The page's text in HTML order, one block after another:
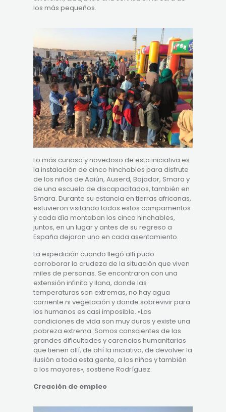
los más pequeños.
Lo más curioso y novedoso de esta iniciativa es
la instalación de cinco hinchables para disfrute
de los niños de Aaiún, Auserd, Bojador, Smara y
de una escuela de discapacitados, también en
Smara. Durante su estancia en tierras africanas,
estuvieron visitando todos estos campamentos
y cada día montaban los cinco hinchables,
juntos, en un lugar y antes de su regreso a
España dejaron uno en cada asentamiento.
La expedición cuando llegó allí pudo
corroborar la crudeza de la situación que viven
miles de personas. Se encontraron con una
extensión infinita y llana, donde las
temperaturas son extremas, no hay agua
corriente ni vegetación y donde sobrevivir para
los humanos es casi imposible. «Las
condiciones de vida son muy duras y existe una
pobreza extrema. Somos conscientes de las
grandes dificultades y carencias humanitarias
que tienen allí, de ahí la iniciativa, de devolver la
ilusión a toda esta gente, a los niños y también
a los mayores», sostiene Rodríguez.
Creación de empleo